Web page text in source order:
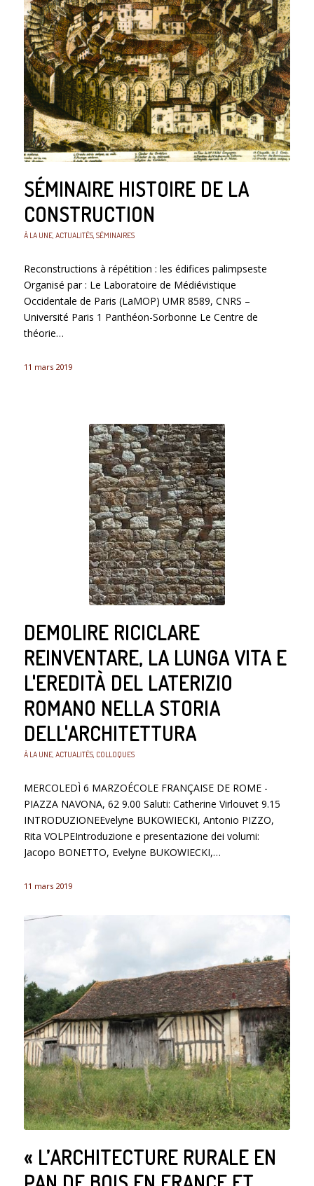
SÉMINAIRE HISTOIRE DE LA
CONSTRUCTION
À LA UNE, ACTUALITÉS, SÉMINAIRES
Reconstructions à répétition : les édifices palimpseste
Organisé par : Le Laboratoire de Médiévistique
Occidentale de Paris (LaMOP) UMR 8589, CNRS –
Université Paris 1 Panthéon-Sorbonne Le Centre de
théorie…
11 mars 2019
DEMOLIRE RICICLARE
REINVENTARE, LA LUNGA VITA E
L'EREDITÀ DEL LATERIZIO
ROMANO NELLA STORIA
DELL'ARCHITETTURA
À LA UNE, ACTUALITÉS, COLLOQUES
MERCOLEDÌ 6 MARZOÉCOLE FRANÇAISE DE ROME -
PIAZZA NAVONA, 62 9.00 Saluti: Catherine Virlouvet 9.15
INTRODUZIONEEvelyne BUKOWIECKI, Antonio PIZZO,
Rita VOLPEIntroduzione e presentazione dei volumi:
Jacopo BONETTO, Evelyne BUKOWIECKI,…
11 mars 2019
« L’ARCHITECTURE RURALE EN